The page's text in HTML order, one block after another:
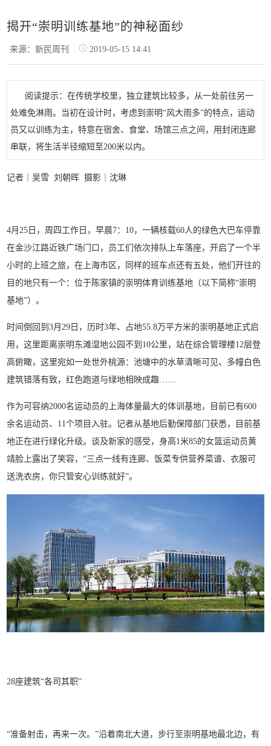
揭开“崇明训练基地”的神秘面纱
来源：新民周刊 2019-05-15 14:41
阅读提示：在传统学校里，独立建筑比较多，从一处前往另一
处难免淋雨。当初在设计时，考虑到崇明“风大雨多”的特点，运动
员又以训练为主，特意在宿舍、食堂、场馆三点之间，用封闭连廊
串联，将生活半径缩短至200米以内。
记者｜吴雪 刘朝晖 摄影｜沈琳
4月25日，周四工作日，早晨7：10，一辆核载60人的绿色大巴车停靠
在金沙江路近铁广场门口，员工们依次排队上车落座，开启了一个半
小时的上班之旅，在上海市区，同样的班车点还有五处，他们开往的
目的地只有一个：位于陈家镇的崇明体育训练基地（以下简称“崇明
基地”）。
时间倒回到3月29日，历时3年、占地55.8万平方米的崇明基地正式启
用，这里距离崇明东滩湿地公园不到10公里，站在综合管理楼12层登
高俯瞰，这里宛如一处世外桃源：池塘中的水草清晰可见、多幢白色
建筑错落有致，红色跑道与绿地相映成趣……
作为可容纳2000名运动员的上海体量最大的体训基地，目前已有600
余名运动员、11个项目入驻。记者从基地后勤保障部门获悉，目前基
地正在进行绿化升级。谈及新家的感受，身高1米85的女篮运动员黄
靖脸上露出了笑容，“三点一线有连廊、饭菜专供营养菜谱、衣服可
送洗衣房，你只管安心训练就好”。
28座建筑“各司其职”
“准备射击，再来一次。”沿着南北大道，步行至崇明基地最北边，有